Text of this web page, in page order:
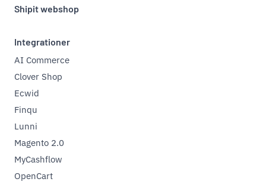
Shipit webshop
Integrationer
AI Commerce
Clover Shop
Ecwid
Finqu
Lunni
Magento 2.0
MyCashflow
OpenCart